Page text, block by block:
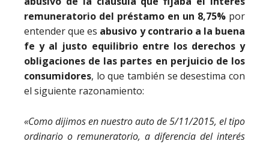
remuneratorio del préstamo en un 8,75% por
entender que es abusivo y contrario a la buena
fe y al justo equilibrio entre los derechos y
obligaciones de las partes en perjuicio de los
consumidores, lo que también se desestima con
el siguiente razonamiento:
«Como dijimos en nuestro auto de 5/11/2015, el tipo
ordinario o remuneratorio, a diferencia del interés